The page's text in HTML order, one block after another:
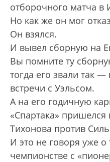
отборочного матча в
Но как же он мог
Он взялся.
И вывел сборную на
Вы помните ту
тогда его звали так
встречи с Уэльсом.
А на его годичную
«Спартака» пришелся
Тихонова против
И это не говоря уже
чемпионстве с